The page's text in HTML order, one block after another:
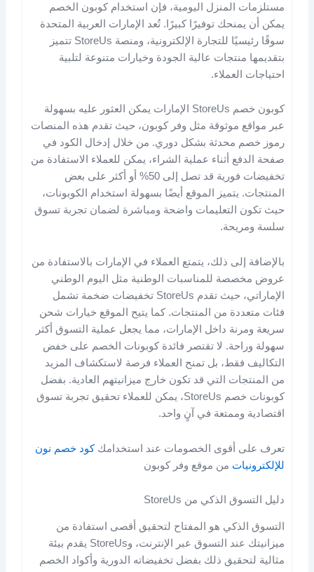
مستلزمات المنزل اليومية، فإن استخدام كوبون الخصم
يمكن أن يمنحك توفيرًا كبيرًا. تُعد الإمارات العربية المتحدة
سوقًا رئيسيًا للتجارة الإلكترونية، ومنصة StoreUs تتميز
بتقديمها منتجات عالية الجودة وخيارات متنوعة لتلبية
احتياجات العملاء.
كوبون خصم StoreUs الإمارات يمكن العثور عليه بسهولة
عبر مواقع موثوقة مثل وفر كوبون، حيث تقدم هذه المنصات
رموز خصم محدثة بشكل دوري. من خلال إدخال الكود في
صفحة الدفع أثناء عملية الشراء، يمكن للعملاء الاستفادة من
تخفيضات فورية قد تصل إلى 50% أو أكثر على بعض
المنتجات. يتميز الموقع أيضًا بسهولة استخدام الكوبونات،
حيث تكون التعليمات واضحة ومباشرة لضمان تجربة تسوق
سلسة ومريحة.
بالإضافة إلى ذلك، يتمتع العملاء في الإمارات بالاستفادة من
عروض مخصصة للمناسبات الوطنية مثل اليوم الوطني
الإماراتي، حيث تقدم StoreUs تخفيضات ضخمة تشمل
فئات متعددة من المنتجات. كما يتيح الموقع خيارات شحن
سريعة ومرنة داخل الإمارات، مما يجعل عملية التسوق أكثر
سهولة وراحة. لا تقتصر فائدة كوبونات الخصم على خفض
التكاليف فقط، بل تمنح العملاء فرصة لاستكشاف المزيد
من المنتجات التي قد تكون خارج ميزانيتهم العادية. بفضل
كوبونات خصم StoreUs، يمكن للعملاء تحقيق تجربة تسوق
اقتصادية وممتعة في آنٍ واحد.
تعرف على أقوى الخصومات عند استخدامككود خصم نون
للإلكترونيات من موقع وفر كوبون
دليل التسوق الذكي من StoreUs
التسوق الذكي هو المفتاح لتحقيق أقصى استفادة من
ميزانيتك عند التسوق عبر الإنترنت، وStoreUs يقدم بيئة
مثالية لتحقيق ذلك بفضل تخفيضاته الدورية وأكواد الخصم